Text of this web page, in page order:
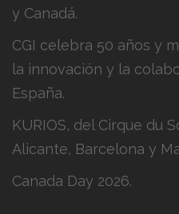
y Canadá.
CGI celebra 50 años y
la innovación y la
España.
KURIOS, del Cirque du
Alicante, Barcelona y
Canada Day 2026.